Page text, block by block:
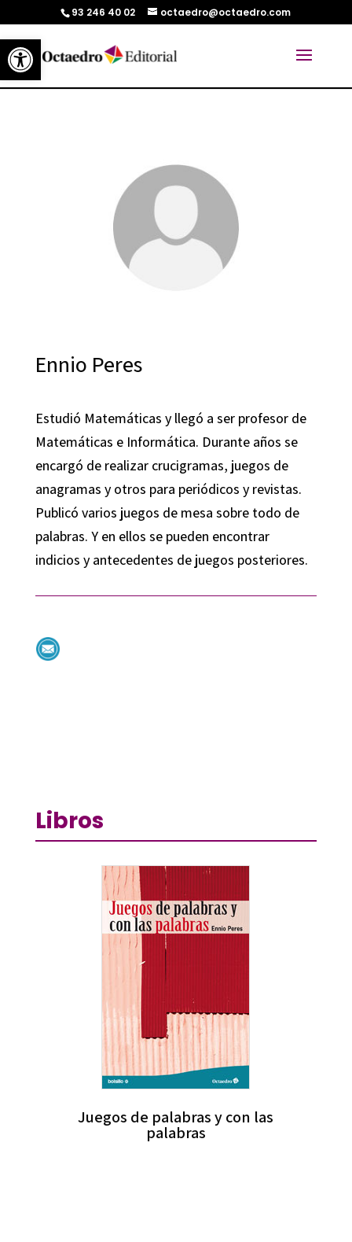
Abrir barra de herramientas
93 246 40 02 octaedro@octaedro.com
Ennio Peres
Estudió Matemáticas y llegó a ser profesor de
Matemáticas e Informática. Durante años se
encargó de realizar crucigramas, juegos de
anagramas y otros para periódicos y revistas.
Publicó varios juegos de mesa sobre todo de
palabras. Y en ellos se pueden encontrar
indicios y antecedentes de juegos posteriores.
Libros
Juegos de palabras y con las
palabras